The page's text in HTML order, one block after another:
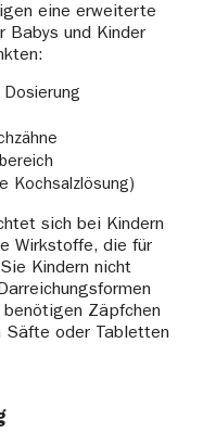
eine erweiterte
Babys und Kinder
Kochsalzlösung)
sich bei Kindern
Wirkstoffe, die für
Kindern nicht
Zäpfchen
Säfte oder Tabletten